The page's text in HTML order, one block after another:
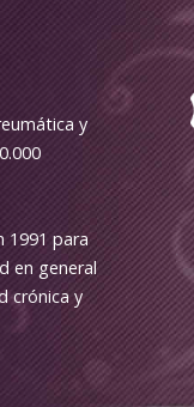
y
1991 para
en general
crónica y